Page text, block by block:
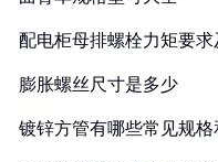
配电柜母排螺栓力矩要
膨胀螺丝尺寸是多少
镀锌方管有哪些常见规格